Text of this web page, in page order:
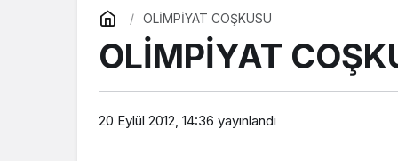
OLİMPİYAT COŞKUSU
OLİMPİYAT
20 Eylül 2012, 14:36 yayınlandı